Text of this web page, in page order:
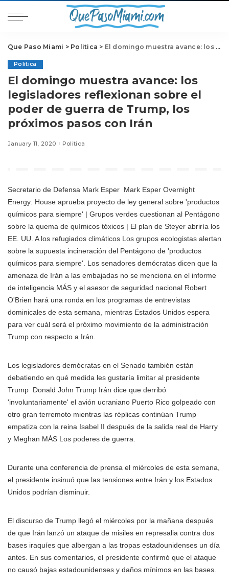
Que Paso Miami > Politica > El domingo muestra avance: los legisladores reflexionan sobre el poder de guerra de Trump, los próximos pasos con Irán
Politica
El domingo muestra avance: los
legisladores reflexionan sobre el
poder de guerra de Trump, los
próximos pasos con Irán
January 11, 2020 Politica
Secretario de Defensa Mark Esper Mark Esper Overnight
Energy: House aprueba proyecto de ley general sobre 'productos
químicos para siempre' | Grupos verdes cuestionan al Pentágono
sobre la quema de químicos tóxicos | El plan de Steyer abriría los
EE. UU. A los refugiados climáticos Los grupos ecologistas alertan
sobre la supuesta incineración del Pentágono de 'productos
químicos para siempre'. Los senadores demócratas dicen que la
amenaza de Irán a las embajadas no se menciona en el informe
de inteligencia MÁS y el asesor de seguridad nacional Robert
O'Brien hará una ronda en los programas de entrevistas
dominicales de esta semana, mientras Estados Unidos espera
para ver cuál será el próximo movimiento de la administración
Trump con respecto a Irán.
Los legisladores demócratas en el Senado también están
debatiendo en qué medida les gustaría limitar al presidente
Trump Donald John Trump Irán dice que derribó
'involuntariamente' el avión ucraniano Puerto Rico golpeado con
otro gran terremoto mientras las réplicas continúan Trump
empatiza con la reina Isabel II después de la salida real de Harry
y Meghan MÁS Los poderes de guerra.
Durante una conferencia de prensa el miércoles de esta semana,
el presidente insinuó que las tensiones entre Irán y los Estados
Unidos podrían disminuir.
El discurso de Trump llegó el miércoles por la mañana después
de que Irán lanzó un ataque de misiles en represalia contra dos
bases iraquíes que albergan a las tropas estadounidenses un día
antes. En sus comentarios, el presidente confirmó que el ataque
no causó bajas estadounidenses y daños mínimos en las bases.